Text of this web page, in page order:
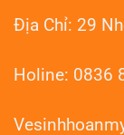
Địa Chỉ: 29
Holine: 0836